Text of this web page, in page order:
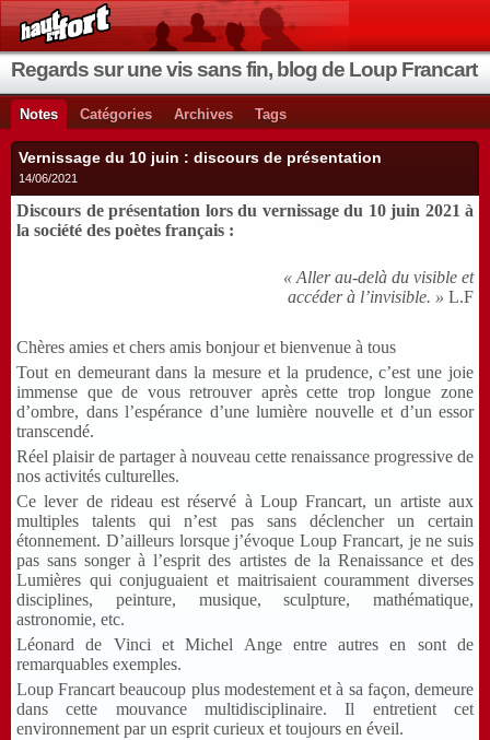
Regards sur une vis sans fin, blog de Loup Francart
Notes Catégories Archives Tags
Vernissage du 10 juin : discours de présentation
14/06/2021
Discours de présentation lors du vernissage du 10 juin 2021 à
la société des poètes français :
« Aller au-delà du visible et
accéder à l’invisible. » L.F
Chères amies et chers amis bonjour et bienvenue à tous
Tout en demeurant dans la mesure et la prudence, c’est une joie
immense que de vous retrouver après cette trop longue zone
d’ombre, dans l’espérance d’une lumière nouvelle et d’un essor
transcendé.
Réel plaisir de partager à nouveau cette renaissance progressive de
nos activités culturelles.
Ce lever de rideau est réservé à Loup Francart, un artiste aux
multiples talents qui n’est pas sans déclencher un certain
étonnement. D’ailleurs lorsque j’évoque Loup Francart, je ne suis
pas sans songer à l’esprit des artistes de la Renaissance et des
Lumières qui conjuguaient et maitrisaient couramment diverses
disciplines, peinture, musique, sculpture, mathématique,
astronomie, etc.
Léonard de Vinci et Michel Ange entre autres en sont de
remarquables exemples.
Loup Francart beaucoup plus modestement et à sa façon, demeure
dans cette mouvance multidisciplinaire. Il entretient cet
environnement par un esprit curieux et toujours en éveil.